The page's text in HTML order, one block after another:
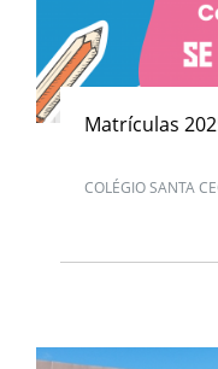
Matrículas
COLÉGIO SANTA